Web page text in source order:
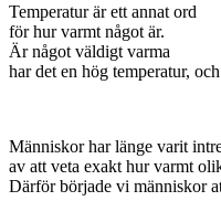
Temperatur är ett annat ord
för hur varmt något är.
Är något väldigt varma
har det en hög temperatur,
Människor har länge varit
av att veta exakt hur varmt
Därför började vi människor